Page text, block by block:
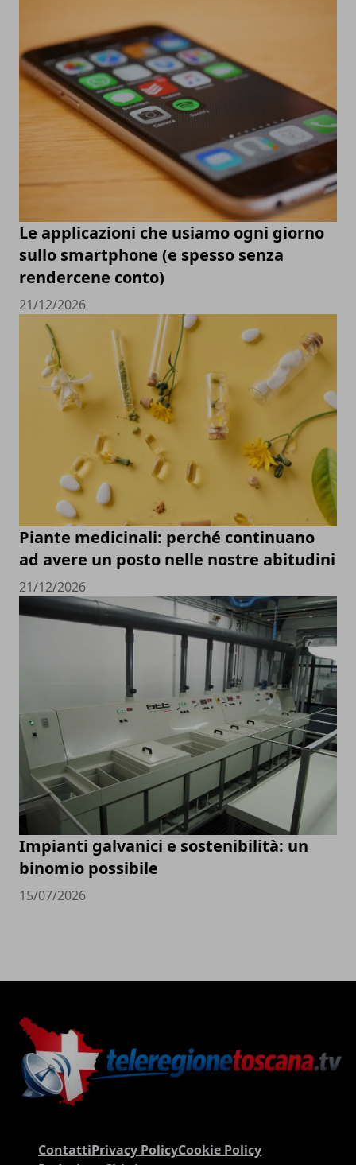
Le applicazioni che usiamo ogni giorno
sullo smartphone (e spesso senza
rendercene conto)
21/12/2026
Piante medicinali: perché continuano
ad avere un posto nelle nostre abitudini
21/12/2026
Impianti galvanici e sostenibilità: un
binomio possibile
15/07/2026
ContattiPrivacy PolicyCookie Policy